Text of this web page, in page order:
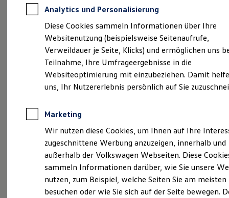
Autokredit mit Schlussrate
Versicherungen und Garantien
Kfz-Versicherung
Restschuldversicherungen
Garantien
Wartungsverträge
Geschäftskunden
Professional Class bei Volkswagen
Großkunden
Behörden
Anpfiff zum Gewinn
Elektroautos
ID. Tutorials
Elektrofahrzeugkonzepte
Reichweite
Reichweite der ID. Modelle
Reichweite im Winter
Probefahrt vereinbaren
Analytics und Personalisierung
Diese Cookies sammeln Informationen über Ihre
Websitenutzung (beispielsweise Seitenaufrufe,
Verweildauer je Seite, Klicks) und ermöglichen uns
Teilnahme, Ihre Umfrageergebnisse in die
Websiteoptimierung mit einzubeziehen. Damit
uns, Ihr Nutzererlebnis persönlich auf Sie
Marketing
Wir nutzen diese Cookies, um Ihnen auf Ihre
zugeschnittene Werbung anzuzeigen, innerhalb und
außerhalb der Volkswagen Webseiten. Diese
sammeln Informationen darüber, wie Sie unsere
nutzen, zum Beispiel, welche Seiten Sie am meisten
besuchen oder wie Sie sich auf der Seite bewegen.